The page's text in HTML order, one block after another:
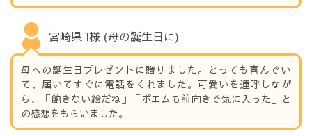
宮崎県 I様 (母の誕生日に)
母への誕生日プレゼントに贈りました。とっても喜んでい
て、届いてすぐに電話をくれました。可愛いを連呼しなが
ら、「飽きない絵だね」「ポエムも前向きで気に入った」と
の感想をもらいました。